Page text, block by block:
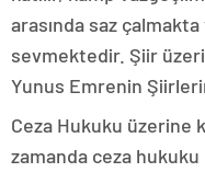
arasında saz
sevmektedir. Şiir
Yunus Emrenin
Ceza Hukuku üzerine
zamanda ceza hukuku